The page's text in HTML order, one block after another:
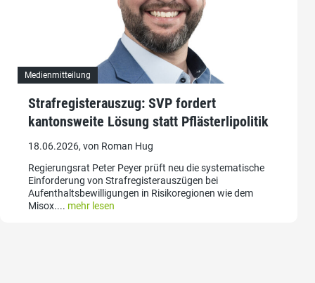
Medienmitteilung
Strafregisterauszug: SVP fordert
kantonsweite Lösung statt Pflästerlipolitik
18.06.2026, von Roman Hug
Regierungsrat Peter Peyer prüft neu die systematische
Einforderung von Strafregisterauszügen bei
Aufenthaltsbewilligungen in Risikoregionen wie dem
Misox.... mehr lesen